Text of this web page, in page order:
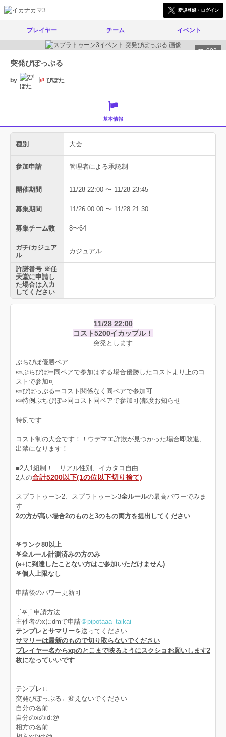
新規登録・ログイン
プレイヤー チーム イベント
903
突発ぴぽっぷる
by ぴぽた
基本情報
種別 大会
参加申請 管理者による承認制
開催期間 11/28 22:00 〜 11/28 23:45
募集期間 11/26 00:00 〜 11/28 21:30
募集チーム数 8〜64
ガチ/カジュア
ル
カジュアル
許諾番号 ※任
天堂に申請し
た場合は入力
してください
11/28 22:00
コスト5200イカップル！
突発とします
ぷちぴぽ優勝ペア
🍬ぷちぴぽ⇨同ペアで参加はする場合優勝したコストより上のコ
ストで参加可
🍬ぴぽっぷる⇨コスト関係なく同ペアで参加可
🍬特例ぷちぴぽ⇨同コスト同ペアで参加可(都度お知らせ
特例です
コスト制の大会です！！ウデマエ詐欺が見つかった場合即敗退、
出禁になります！
■2人1組制！ リアル性別、イカタコ自由
2人の合計5200以下(1の位以下切り捨て)
スプラトゥーン2、スプラトゥーン3全ルールの最高パワーでみま
す
2の方が高い場合2のものと3のもの両方を提出してください
𖤐ランク80以上
𖤐全ルール計測済みの方のみ
(s+に到達したことない方はご参加いただけません)
𖤐個人上限なし
申請後のパワー更新可
˗ˏˋ𖤐ˎˊ˗申請方法
主催者のxにdmで申請＠pipotaaa_taikai
テンプレとサマリーを送ってください
サマリーは最新のもので切り取らないでください
プレイヤー名からxpのとこまで映るようにスクショお願いします2
枚になっていいです
テンプレ↓↓
突発ぴぽっぷる←変えないでください
自分の名前:
自分のxのid:@
相方の名前: